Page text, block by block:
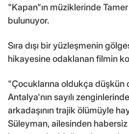
"Kapan"ın müziklerinde Tamer
bulunuyor.
Sıra dışı bir yüzleşmenin
hikayesine odaklanan filmin
"Çocuklarına oldukça düşkün
Antalya'nın sayılı
arkadaşının trajik ölümüyle
Süleyman, ailesinden